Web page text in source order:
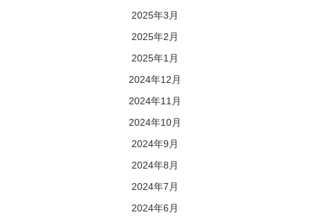
2025年3月
2025年2月
2025年1月
2024年12月
2024年11月
2024年10月
2024年9月
2024年8月
2024年7月
2024年6月